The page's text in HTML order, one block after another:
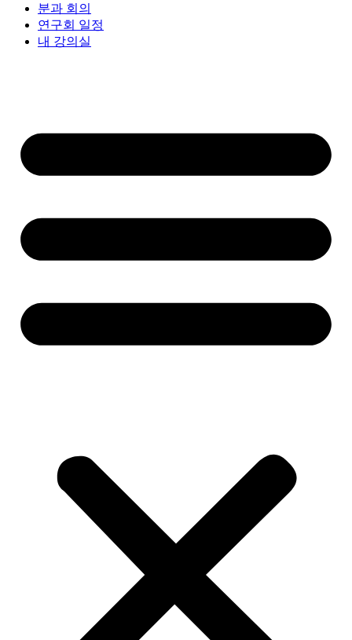
분과 회의
연구회 일정
내 강의실